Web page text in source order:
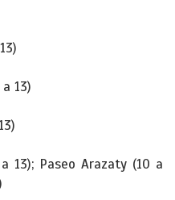
13)
13); Paseo Arazaty (10 a